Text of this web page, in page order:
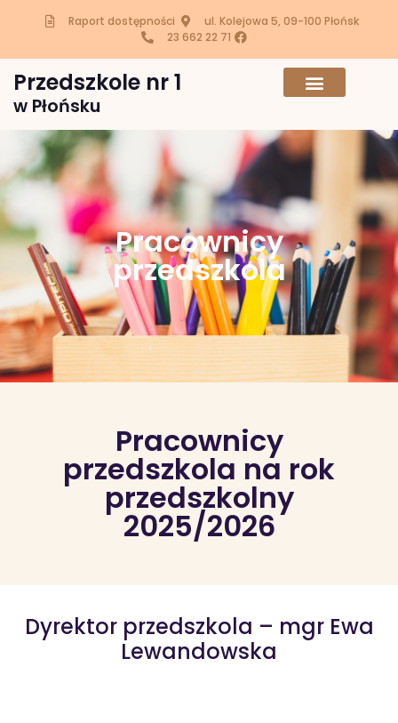
Raport dostępności
ul. Kolejowa 5, 09-100 Płońsk
23 662 22 71
Przedszkole nr 1
w Płońsku
Pracownicy
przedszkola
Pracownicy
przedszkola na rok
przedszkolny
2025/2026
Dyrektor przedszkola – mgr Ewa
Lewandowska